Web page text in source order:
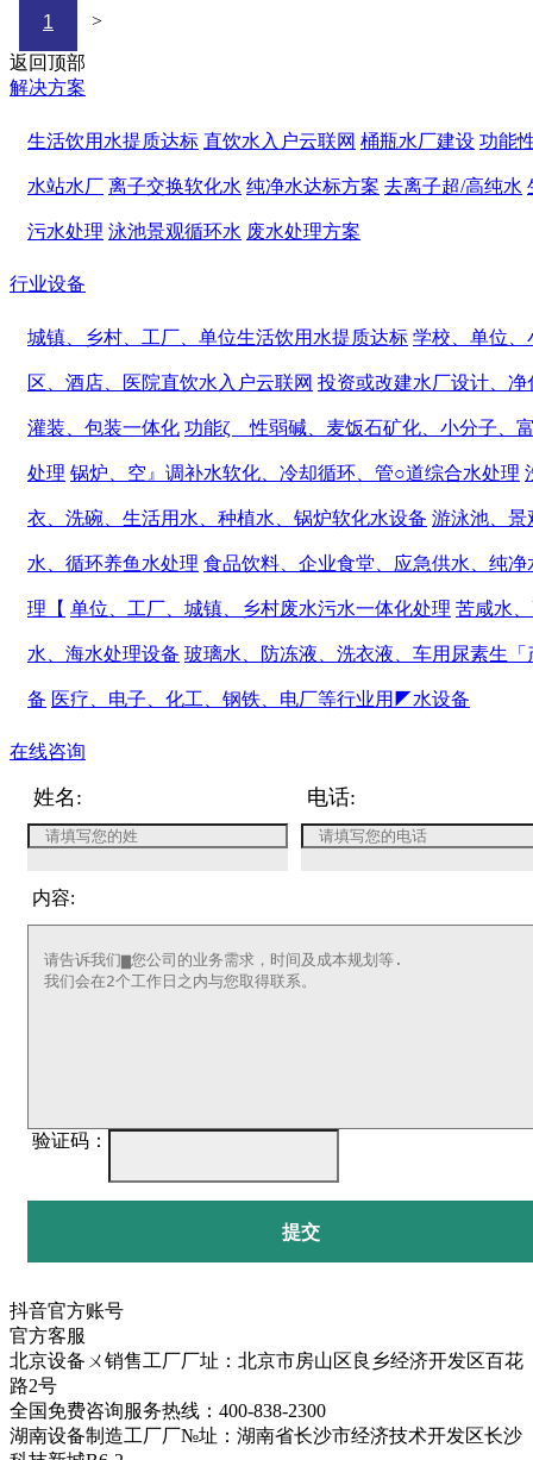
1 >
返回顶部
解决方案
生活饮用水提质达标 直饮水入户云联网 桶瓶水厂建设 功能
水站水厂 离子交换软化水 纯净水达标方案 去离子超/高纯水
污水处理 泳池景观循环水 废水处理方案
行业设备
城镇、乡村、工厂、单位生活饮用水提质达标 学校、单位、
区、酒店、医院直饮水入户云联网 投资或改建水厂设计、净
灌装、包装一体化 功能ζ 性弱碱、麦饭石矿化、小分子、
处理 锅炉、空』调补水软化、冷却循环、管○道综合水处理
衣、洗碗、生活用水、种植水、锅炉软化水设备 游泳池、景
水、循环养鱼水处理 食品饮料、企业食堂、应急供水、纯净
理【 单位、工厂、城镇、乡村废水污水一体化处理 苦咸水
水、海水处理设备 玻璃水、防冻液、洗衣液、车用尿素生「
备 医疗、电子、化工、钢铁、电厂等行业用◤水设备
在线咨询
姓名: 电话:
内容:
验证码：
提交
抖音官方账号
官方客服
北京设备ㄨ销售工厂厂址：北京市房山区良乡经济开发区百花
路2号
全国免费咨询服务热线：400-838-2300
湖南设备制造工厂厂№址：湖南省长沙市经济技术开发区长沙